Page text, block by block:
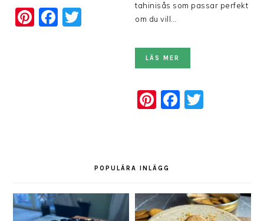
Pinterest
Facebook
Twittertahinisås som passar perfekt
om du vill…
LÄS MER
Pinterest
POPULÄRA INLÄGG